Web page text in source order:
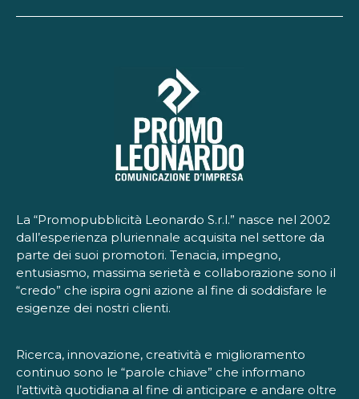
La “Promopubblicità Leonardo S.r.l.” nasce nel 2002
dall’esperienza pluriennale acquisita nel settore da
parte dei suoi promotori. Tenacia, impegno,
entusiasmo, massima serietà e collaborazione sono il
“credo” che ispira ogni azione al fine di soddisfare le
esigenze dei nostri clienti.
Ricerca, innovazione, creatività e miglioramento
continuo sono le “parole chiave” che informano
l’attività quotidiana al fine di anticipare e andare oltre